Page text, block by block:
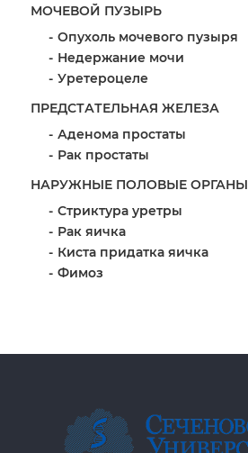
МОЧЕВОЙ ПУЗЫРЬ
Опухоль мочевого пузыря
Недержание мочи
Уретероцеле
ПРЕДСТАТЕЛЬНАЯ ЖЕЛЕЗА
Аденома простаты
Рак простаты
НАРУЖНЫЕ ПОЛОВЫЕ ОРГАНЫ
Стриктура уретры
Рак яичка
Киста придатка яичка
Фимоз